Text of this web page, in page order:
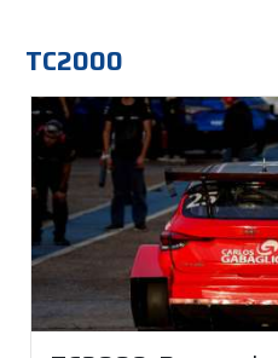
TC2000